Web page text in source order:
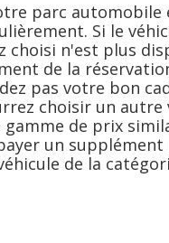
parc automobile
Si le
choisi n'est plus
de la
pas votre bon
choisir un autre
gamme de prix
un supplément
de la